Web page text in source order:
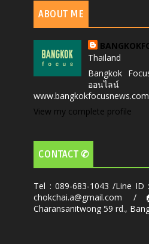
ABOUT ME
Thailand
Bangkok
ออนไลน์
www.bangkokfocusnews.com
View my complete profile
CONTACT ✆
Tel : 089-683-1043 /Line ID
Charansanitwong 59 rd.,